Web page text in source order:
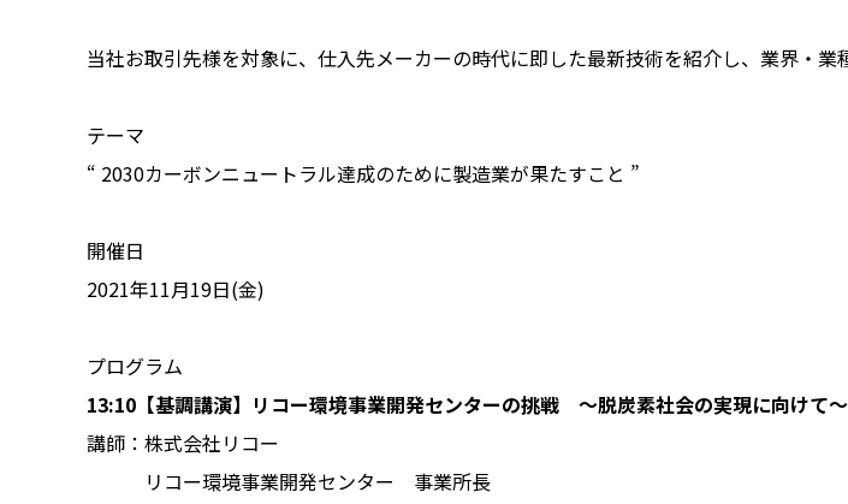
当社お取引先様を対象に、仕入先メーカーの時代に即した最新技術を紹介し、業界・業
テーマ
“ 2030カーボンニュートラル達成のために製造業が果たすこと ”
開催日
2021年11月19日(金)
プログラム
13:10【基調講演】リコー環境事業開発センターの挑戦 ～脱炭素社会の実現に向けて～
講師：株式会社リコー
リコー環境事業開発センター 事業所長